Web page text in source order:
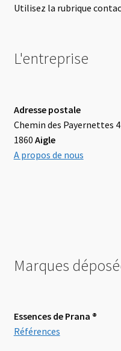
Utilisez la rubrique
L'entreprise
Adresse postale
Chemin des Payernettes 4
1860 Aigle
A propos de nous
Marques
Essences de Prana ®
Références